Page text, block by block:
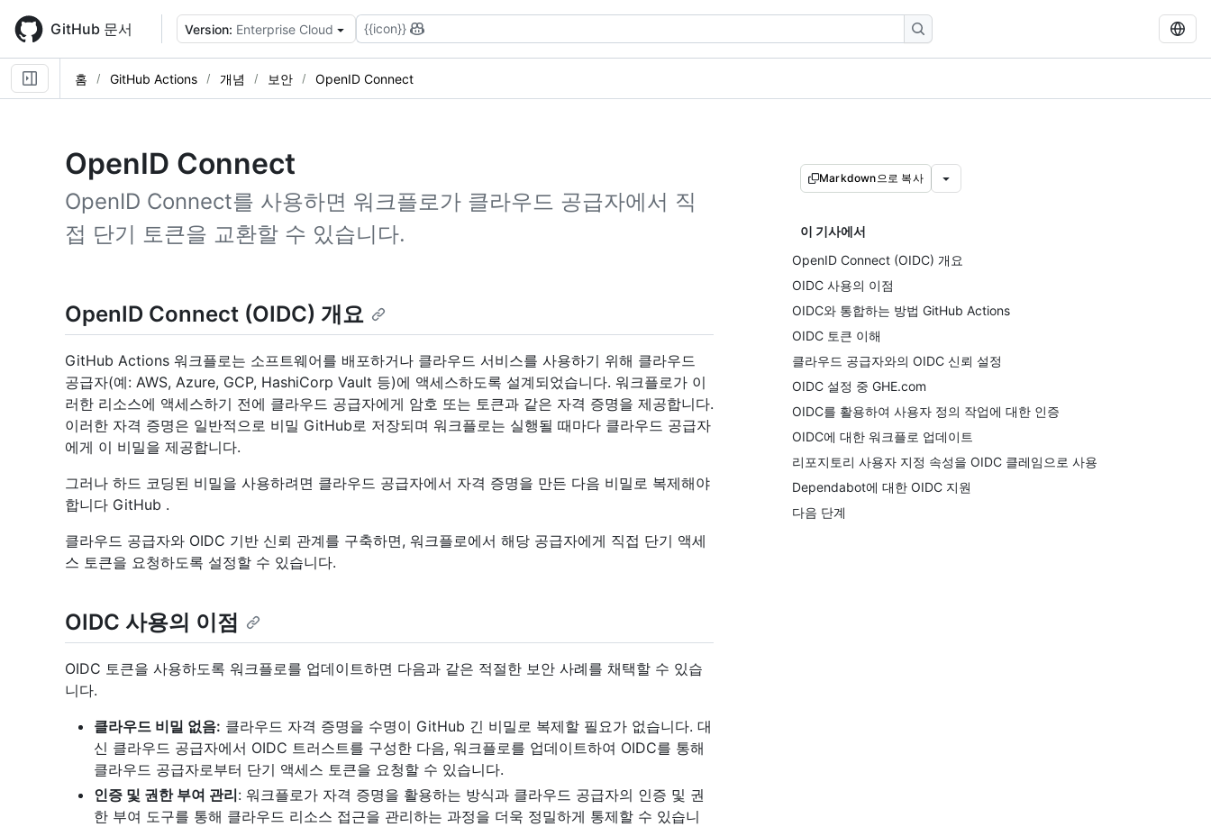
main
content
GitHub 문서 Version: Enterprise Cloud {{icon}}
홈 GitHub Actions 개념 보안 OpenID Connect
OpenID Connect
OpenID Connect를 사용하면 워크플로가 클라우드 공급자에서 직
접 단기 토큰을 교환할 수 있습니다.
Markdown으로 복사
이 기사에서
OpenID Connect (OIDC) 개요
OIDC 사용의 이점
OIDC와 통합하는 방법 GitHub Actions
OIDC 토큰 이해
클라우드 공급자와의 OIDC 신뢰 설정
OIDC 설정 중 GHE.com
OIDC를 활용하여 사용자 정의 작업에 대한 인증
OIDC에 대한 워크플로 업데이트
리포지토리 사용자 지정 속성을 OIDC 클레임으로 사용
Dependabot에 대한 OIDC 지원
다음 단계
OpenID Connect (OIDC) 개요
GitHub Actions 워크플로는 소프트웨어를 배포하거나 클라우드 서비스를 사용하기 위해 클라우드
공급자(예: AWS, Azure, GCP, HashiCorp Vault 등)에 액세스하도록 설계되었습니다. 워크플로가 이
러한 리소스에 액세스하기 전에 클라우드 공급자에게 암호 또는 토큰과 같은 자격 증명을 제공합니다.
이러한 자격 증명은 일반적으로 비밀 GitHub로 저장되며 워크플로는 실행될 때마다 클라우드 공급자
에게 이 비밀을 제공합니다.
그러나 하드 코딩된 비밀을 사용하려면 클라우드 공급자에서 자격 증명을 만든 다음 비밀로 복제해야
합니다 GitHub .
클라우드 공급자와 OIDC 기반 신뢰 관계를 구축하면, 워크플로에서 해당 공급자에게 직접 단기 액세
스 토큰을 요청하도록 설정할 수 있습니다.
OIDC 사용의 이점
OIDC 토큰을 사용하도록 워크플로를 업데이트하면 다음과 같은 적절한 보안 사례를 채택할 수 있습
니다.
클라우드 비밀 없음: 클라우드 자격 증명을 수명이 GitHub 긴 비밀로 복제할 필요가 없습니다. 대
신 클라우드 공급자에서 OIDC 트러스트를 구성한 다음, 워크플로를 업데이트하여 OIDC를 통해
클라우드 공급자로부터 단기 액세스 토큰을 요청할 수 있습니다.
인증 및 권한 부여 관리: 워크플로가 자격 증명을 활용하는 방식과 클라우드 공급자의 인증 및 권
한 부여 도구를 통해 클라우드 리소스 접근을 관리하는 과정을 더욱 정밀하게 통제할 수 있습니